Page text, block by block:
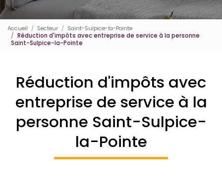
Accueil Secteur
Saint-Sulpice-la-Pointe
Réduction d'impôts avec entreprise de service à la personne
Saint-Sulpice-la-Pointe
Réduction d'impôts avec
entreprise de service à la
personne Saint-Sulpice-
la-Pointe